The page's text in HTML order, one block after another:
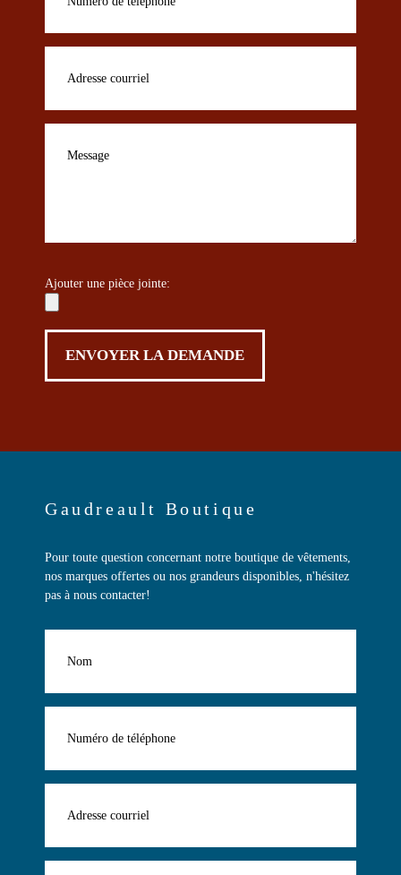
Ajouter une pièce jointe:
Gaudreault Boutique
Pour toute question concernant notre boutique de vêtements,
nos marques offertes ou nos grandeurs disponibles, n'hésitez
pas à nous contacter!